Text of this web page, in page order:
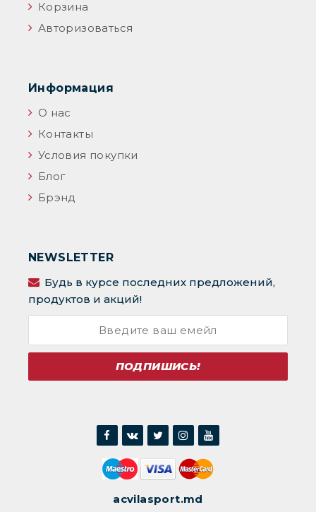
Корзина
Авторизоваться
Информация
О нас
Контакты
Условия покупки
Блог
Брэнд
NEWSLETTER
Будь в курсе последних предложений,
продуктов и акций!
ПОДПИШИСЬ!
acvilasport.md